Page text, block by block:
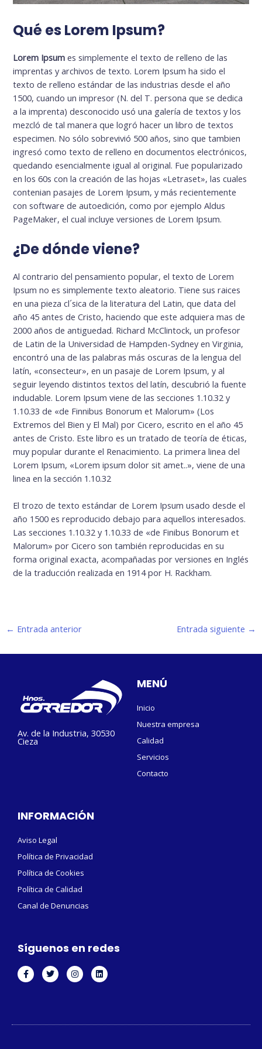
Qué es Lorem Ipsum?
Lorem Ipsum es simplemente el texto de relleno de las
imprentas y archivos de texto. Lorem Ipsum ha sido el
texto de relleno estándar de las industrias desde el año
1500, cuando un impresor (N. del T. persona que se dedica
a la imprenta) desconocido usó una galería de textos y los
mezcló de tal manera que logró hacer un libro de textos
especimen. No sólo sobrevivió 500 años, sino que tambien
ingresó como texto de relleno en documentos electrónicos,
quedando esencialmente igual al original. Fue popularizado
en los 60s con la creación de las hojas «Letraset», las cuales
contenian pasajes de Lorem Ipsum, y más recientemente
con software de autoedición, como por ejemplo Aldus
PageMaker, el cual incluye versiones de Lorem Ipsum.
¿De dónde viene?
Al contrario del pensamiento popular, el texto de Lorem
Ipsum no es simplemente texto aleatorio. Tiene sus raices
en una pieza cl´sica de la literatura del Latin, que data del
año 45 antes de Cristo, haciendo que este adquiera mas de
2000 años de antiguedad. Richard McClintock, un profesor
de Latin de la Universidad de Hampden-Sydney en Virginia,
encontró una de las palabras más oscuras de la lengua del
latín, «consecteur», en un pasaje de Lorem Ipsum, y al
seguir leyendo distintos textos del latín, descubrió la fuente
indudable. Lorem Ipsum viene de las secciones 1.10.32 y
1.10.33 de «de Finnibus Bonorum et Malorum» (Los
Extremos del Bien y El Mal) por Cicero, escrito en el año 45
antes de Cristo. Este libro es un tratado de teoría de éticas,
muy popular durante el Renacimiento. La primera linea del
Lorem Ipsum, «Lorem ipsum dolor sit amet..», viene de una
linea en la sección 1.10.32
El trozo de texto estándar de Lorem Ipsum usado desde el
año 1500 es reproducido debajo para aquellos interesados.
Las secciones 1.10.32 y 1.10.33 de «de Finibus Bonorum et
Malorum» por Cicero son también reproducidas en su
forma original exacta, acompañadas por versiones en Inglés
de la traducción realizada en 1914 por H. Rackham.
← Entrada anterior Entrada siguiente →
Av. de la Industria, 30530
Cieza
MENÚ
Inicio
Nuestra empresa
Calidad
Servicios
Contacto
INFORMACIÓN
Aviso Legal
Política de Privacidad
Política de Cookies
Política de Calidad
Canal de Denuncias
Síguenos en redes
F
a
c
k
T
w
i
I
n
s
a
L
i
n
n